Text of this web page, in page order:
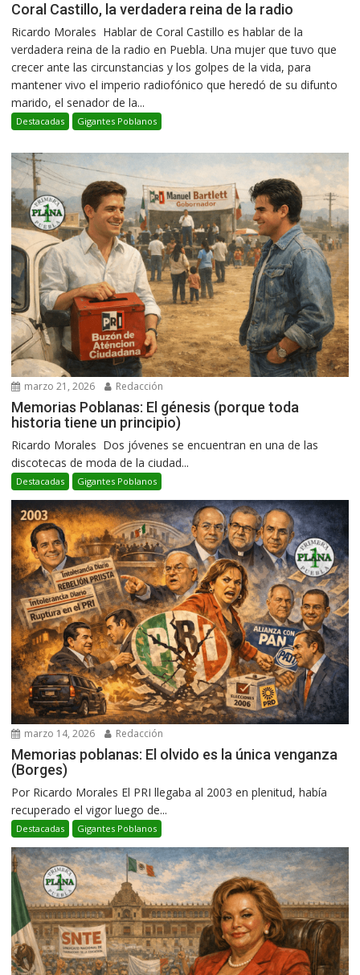
Coral Castillo, la verdadera reina de la radio
Ricardo Morales Hablar de Coral Castillo es hablar de la
verdadera reina de la radio en Puebla. Una mujer que tuvo que
crecer ante las circunstancias y los golpes de la vida, para
mantener vivo el imperio radiofónico que heredó de su difunto
marido, el senador de la...
Destacadas Gigantes Poblanos
marzo 21, 2026 Redacción
Memorias Poblanas: El génesis (porque toda
historia tiene un principio)
Ricardo Morales Dos jóvenes se encuentran en una de las
discotecas de moda de la ciudad...
Destacadas Gigantes Poblanos
marzo 14, 2026 Redacción
Memorias poblanas: El olvido es la única venganza
(Borges)
Por Ricardo Morales El PRI llegaba al 2003 en plenitud, había
recuperado el vigor luego de...
Destacadas Gigantes Poblanos